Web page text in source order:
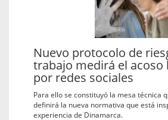
Nuevo protocolo de
trabajo medirá el acoso
por redes sociales
Para ello se constituyó la mesa técnica
definirá la nueva normativa que está
experiencia de Dinamarca.